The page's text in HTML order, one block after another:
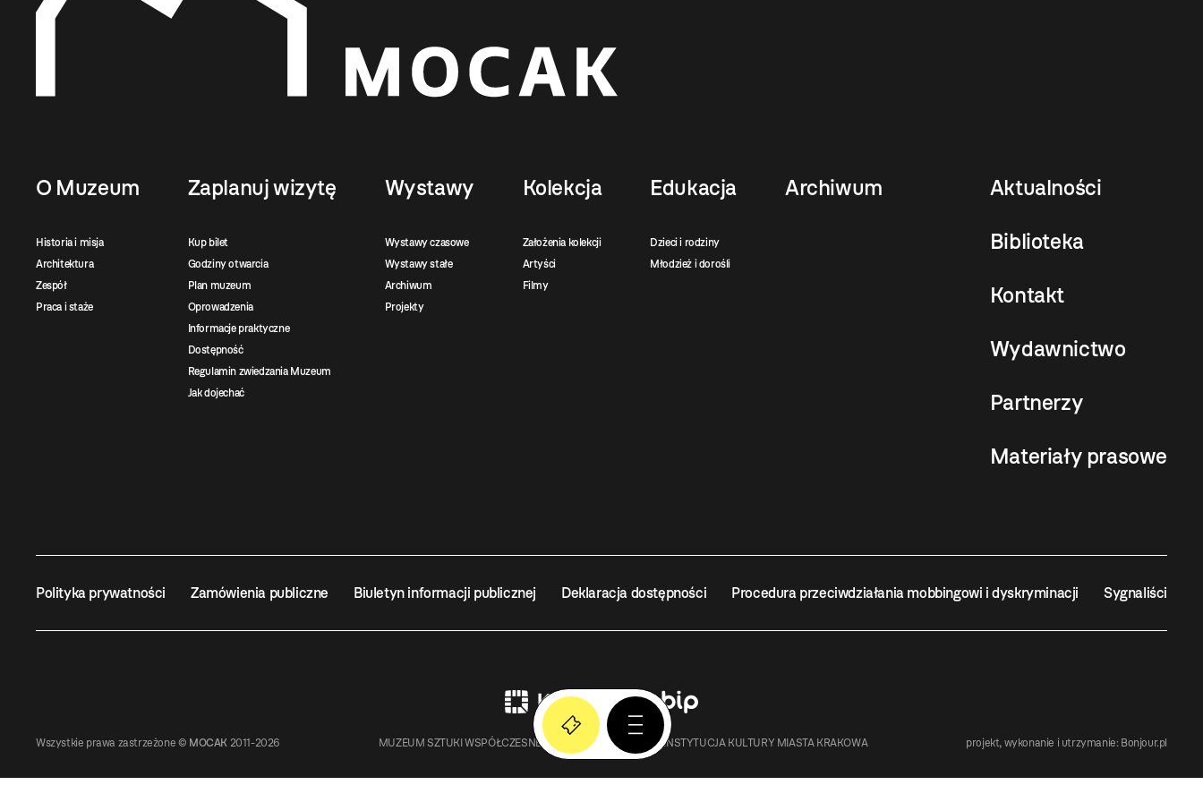
O Muzeum
Historia i misja
Architektura
Zespół
Praca i staże
Zaplanuj wizytę
Kup bilet
Godziny otwarcia
Plan muzeum
Oprowadzenia
Informacje praktyczne
Dostępność
Regulamin zwiedzania Muzeum
Jak dojechać
Wystawy
Wystawy czasowe
Wystawy stałe
Archiwum
Projekty
Kolekcja
Założenia kolekcji
Artyści
Filmy
Edukacja
Dzieci i rodziny
Młodzież i dorośli
Archiwum Aktualności
Biblioteka
Kontakt
Wydawnictwo
Partnerzy
Materiały prasowe
Polityka prywatności Zamówienia publiczne Biuletyn informacji publicznej Deklaracja dostępności Procedura przeciwdziałania mobbingowi i dyskryminacji Sygnaliści
Wszystkie prawa zastrzeżone © MOCAK 2011-2026 MUZEUM SZTUKI WSPÓŁCZESNEJ W KRAKOWIE MOCAK – INSTYTUCJA KULTURY MIASTA KRAKOWA projekt, wykonanie i utrzymanie: Bonjour.pl